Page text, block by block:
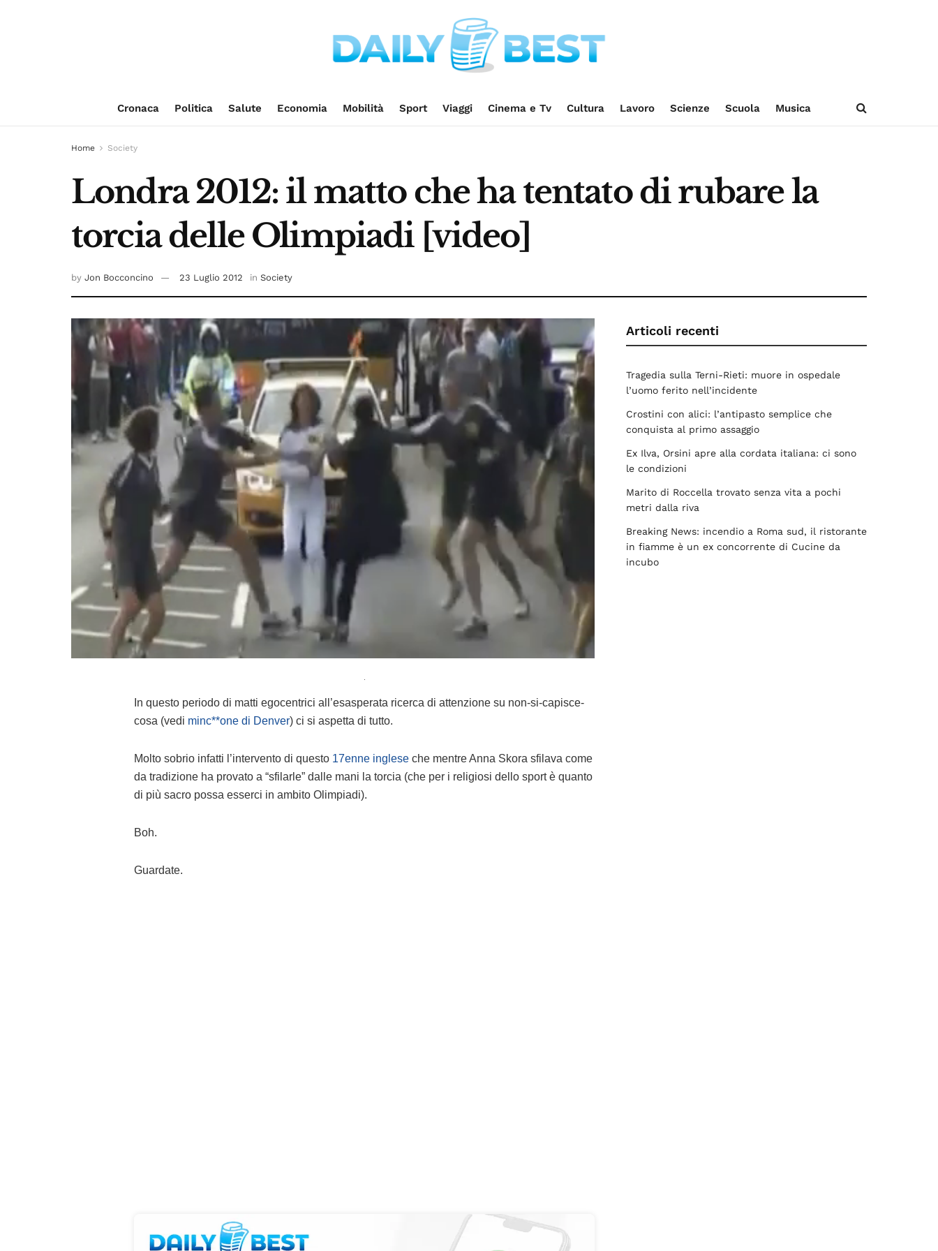
Cronaca Politica Salute Economia Mobilità Sport Viaggi Cinema e Tv Cultura Lavoro Scienze Scuola Musica
Home Society
Londra 2012: il matto che ha tentato di rubare la
torcia delle Olimpiadi [video]
by Jon Bocconcino 23 Luglio 2012 in Society
In questo periodo di matti egocentrici all’esasperata ricerca di attenzione su non-si-capisce-
cosa (vedi minc**one di Denver) ci si aspetta di tutto.
Molto sobrio infatti l’intervento di questo 17enne inglese che mentre Anna Skora sfilava come
da tradizione ha provato a “sfilarle” dalle mani la torcia (che per i religiosi dello sport è quanto
di più sacro possa esserci in ambito Olimpiadi).
Boh.
Guardate.
Articoli recenti
Tragedia sulla Terni-Rieti: muore in ospedale
l’uomo ferito nell’incidente
Crostini con alici: l’antipasto semplice che
conquista al primo assaggio
Ex Ilva, Orsini apre alla cordata italiana: ci sono
le condizioni
Marito di Roccella trovato senza vita a pochi
metri dalla riva
Breaking News: incendio a Roma sud, il ristorante
in fiamme è un ex concorrente di Cucine da
incubo